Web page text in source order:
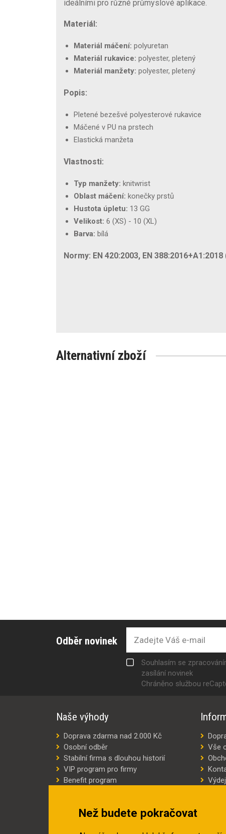
ideálními pro různé průmyslové aplikace.
Materiál:
Materiál máčení: polyuretan
Materiál rukavice: polyester, pletený
Materiál manžety: polyester, pletený
Popis:
Pletené bezešvé polyesterové rukavice
Máčené v PU na prstech
Elastická manžeta
Vlastnosti:
Typ manžety: knitwrist
Oblast máčení: konečky prstů
Hustota úpletu: 13 GG
Velikost: 6 (XS) - 10 (XL)
Barva: bílá
Normy: EN 420:2003, EN
Alternativní zboží
Odběr novinek
Souhlasím se
zasílání novinek
Chráněno službou
Naše výhody
Doprava zdarma nad 2.000 Kč
Osobní odběr
Stabilní firma s dlouhou historií
VIP program pro firmy
Benefit program
Šetříme náklady
Vše
Než budete pokračovat